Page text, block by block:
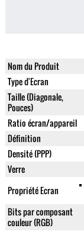
Nom du Produit
Type d'Ecran
Taille (Diagonale,
Pouces)
Ratio écran/appareil
Définition
Densité (PPP)
Verre
Propriété Ecran
Bits par composant
couleur (RGB)